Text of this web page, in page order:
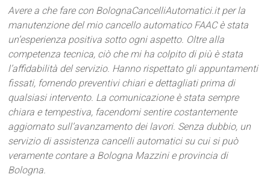
Avere a che fare con BolognaCancelliAutomatici.it per la
manutenzione del mio cancello automatico FAAC è stata
un’esperienza positiva sotto ogni aspetto. Oltre alla
competenza tecnica, ciò che mi ha colpito di più è stata
l’affidabilità del servizio. Hanno rispettato gli appuntamenti
fissati, fornendo preventivi chiari e dettagliati prima di
qualsiasi intervento. La comunicazione è stata sempre
chiara e tempestiva, facendomi sentire costantemente
aggiornato sull’avanzamento dei lavori. Senza dubbio, un
servizio di assistenza cancelli automatici su cui si può
veramente contare a Bologna Mazzini e provincia di
Bologna.